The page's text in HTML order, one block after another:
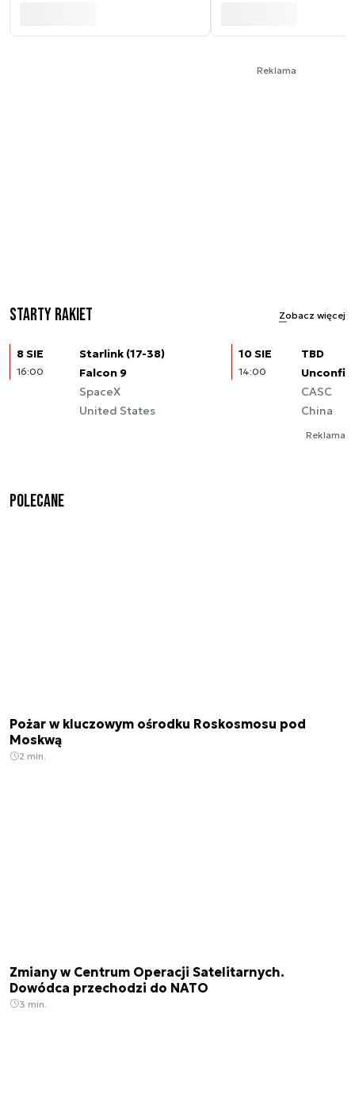
Reklama
Starty rakiet Zobacz więcej
8 SIE
16:00
Starlink (17-38)
Falcon 9
SpaceX
United States
10 SIE
14:00
TBD
CASC
China
Reklama
Polecane
Pożar w kluczowym ośrodku Roskosmosu pod
Moskwą
2 min.
Zmiany w Centrum Operacji Satelitarnych.
Dowódca przechodzi do NATO
3 min.